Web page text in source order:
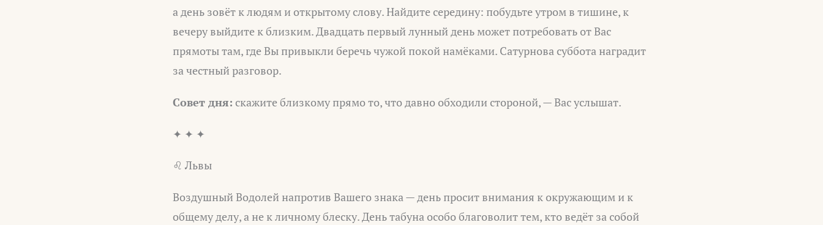
а день зовёт к людям и открытому слову. Найдите середину: побудьте утром в тишине, к
вечеру выйдите к близким. Двадцать первый лунный день может потребовать от Вас
прямоты там, где Вы привыкли беречь чужой покой намёками. Сатурнова суббота наградит
за честный разговор.
Совет дня: скажите близкому прямо то, что давно обходили стороной, — Вас услышат.
✦ ✦ ✦
♌ Львы
Воздушный Водолей напротив Вашего знака — день просит внимания к окружающим и к
общему делу, а не к личному блеску. День табуна особо благоволит тем, кто ведёт за собой